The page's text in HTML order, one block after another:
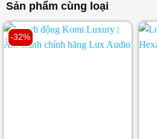
5
Sản phẩm cùng loại
-32%